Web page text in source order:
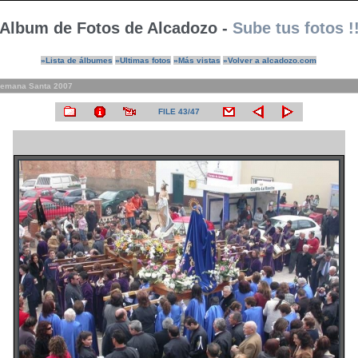
Album de Fotos de Alcadozo - Sube tus fotos
»Lista de álbumes »Ultimas fotos »Más vistas »Volver a alcadozo.com
Santa 2007
FILE 43/47